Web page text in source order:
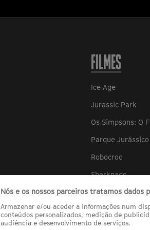
FILMES
Ice Age
Jurassic Park
Os Simpsons: O
Parque Jurássico
Robocroc
Sharknado
Sharknado 2
Sharknado 3
Sharknado 4: The
Nós e os nossos parceiros tratamos dados
Armazenar e/ou aceder a informações num
conteúdos personalizados, medição de
audiência e desenvolvimento de serviços.